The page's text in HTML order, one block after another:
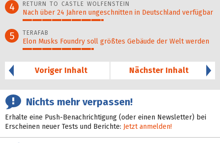
4 RETURN TO CASTLE WOLFENSTEIN
Nach über 24 Jahren ungeschnitten in Deutschland verfügbar
5 TERAFAB
Elon Musks Foundry soll größ­tes Gebäude der Welt werden
Voriger Inhalt
Nächster Inhalt
Nichts mehr verpassen!
Erhalte eine Push-Benachrichtigung (oder einen Newsletter) bei
Erscheinen neuer Tests und Berichte: Jetzt anmelden!